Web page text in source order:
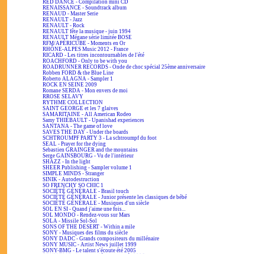
RED DANCE - Compilation mini CD
RENAISSANCE - Soundtrack album
RENAUD - Master Serie
RENAULT - Jazz
RENAULT - Rock
RENAULT fête la musique - juin 1994
RENAULT Mégane série limitée BOSE
RFM/APÉRICUBE - Moments en Or
RHÔNE-ALPES Music 2012 - France
RICARD - Les titres incontournables de l'été
ROACHFORD - Only to be with you
ROADRUNNER RECORDS - Onde de choc spécial 25ème anniversaire
Robben FORD & the Blue Line
Roberto ALAGNA - Sampler 1
ROCK EN SEINE 2009
Romane SERDA - Mon envers de moi
RROSE SELAVY
RYTHME COLLECTION
SAINT GEORGE et les 7 glaives
SAMARITAINE - All American Rodeo
Samy THIÉBAULT - Upanishad experiences
SANTANA - The game of love
SAVES THE DAY - Under the boards
SCHTROUMPF PARTY 3 - La schtroumpf du foot
SEAL - Prayer for the dying
Sebastien GRAINGER and the mountains
Serge GAINSBOURG - Vu de l'intérieur
SHAZZ - In the light
SHEER Publishing - Sampler volume 1
SIMPLE MINDS - Stranger
SINIK - Autodestruction
SO FRENCHY SO CHIC 1
SOCIÉTÉ GÉNÉRALE - Brasil touch
SOCIÉTÉ GÉNÉRALE - Junior présente les classiques de bébé
SOCIÉTÉ GÉNÉRALE - Musiques d'un siècle
SOL EN SI - Quand j'aime une fois...
SOL MONDO - Rendez-vous sur Mars
SOLA - Missile Sol-Sol
SONS OF THE DESERT - Within a mile
SONY - Musiques des films du siècle
SONY DADC - Grands compositeurs du millénaire
SONY MUSIC - Artist News juillet 1999
SONY-BMG - Le talent s'écoute été 2005